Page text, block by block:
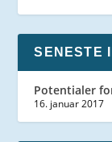
SENESTE
Potentialer
16. januar 2017